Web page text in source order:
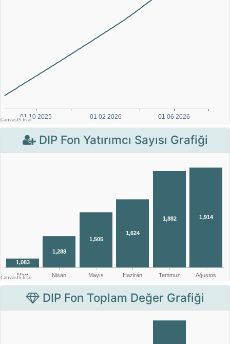
DIP Fon Yatırımcı Sayısı Grafiği
DIP Fon Toplam Değer Grafiği